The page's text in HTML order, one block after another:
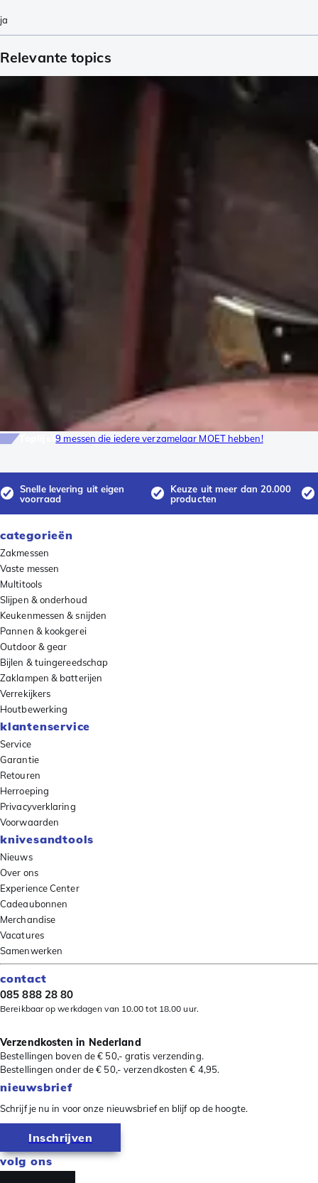
ja
Relevante topics
Toplijst9 messen die iedere verzamelaar MOET hebben!
Snelle levering uit eigen
voorraad
Keuze uit meer dan 20.000
producten
categorieën
Zakmessen
Vaste messen
Multitools
Slijpen & onderhoud
Keukenmessen & snijden
Pannen & kookgerei
Outdoor & gear
Bijlen & tuingereedschap
Zaklampen & batterijen
Verrekijkers
Houtbewerking
klantenservice
Service
Garantie
Retouren
Herroeping
Privacyverklaring
Voorwaarden
knivesandtools
Nieuws
Over ons
Experience Center
Cadeaubonnen
Merchandise
Vacatures
Samenwerken
contact
085 888 28 80
Bereikbaar op werkdagen van 10.00 tot 18.00 uur.
Verzendkosten in Nederland
Bestellingen boven de € 50,- gratis verzending.
Bestellingen onder de € 50,- verzendkosten € 4,95.
nieuwsbrief
Schrijf je nu in voor onze nieuwsbrief en blijf op de hoogte.
Inschrijven
volg ons